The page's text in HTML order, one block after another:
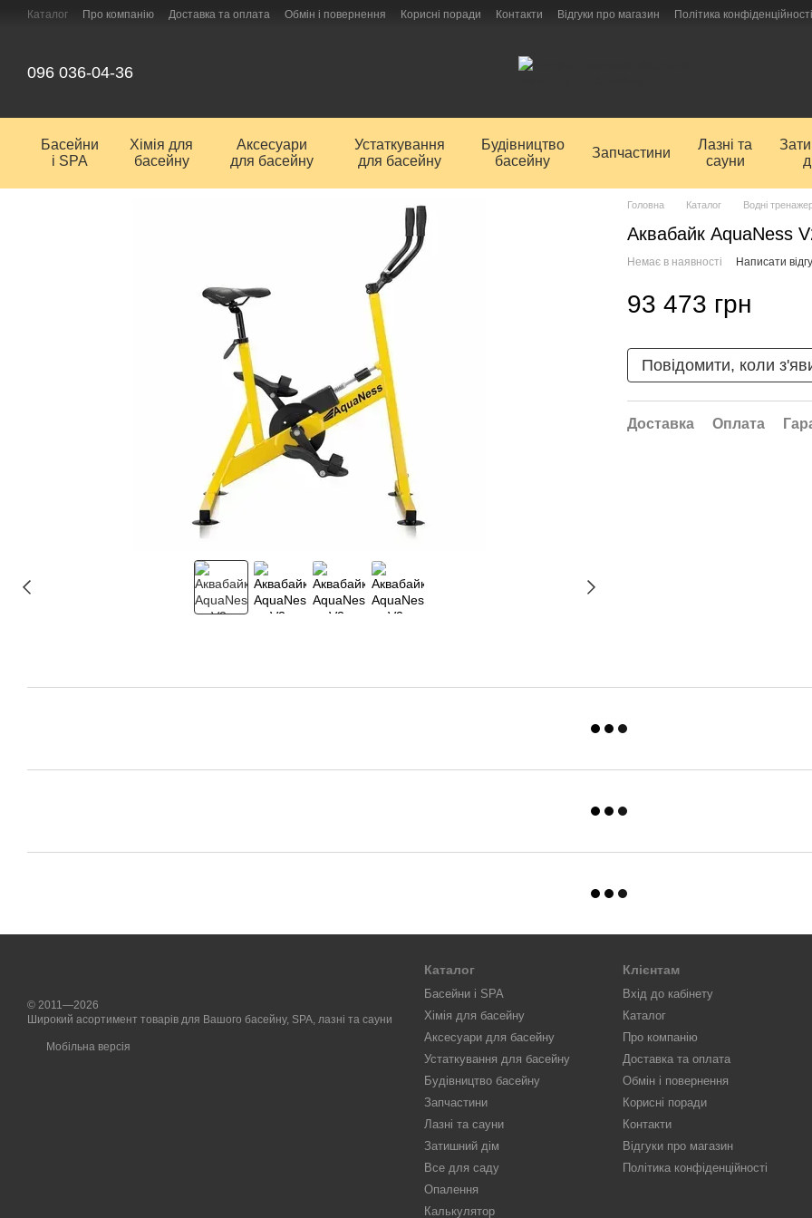
Перейти до основного контенту
Каталог Про компанію Доставка та оплата Обмін і повернення Корисні поради Контакти Відгуки про магазин Політика конфіденційності
096 036-04-36
Басейни
і SPA
Хімія для
басейну
Аксесуари
для басейну
Устаткування
для басейну
Будівництво
басейну
Запчастини
Лазні та
сауни
Головна Каталог Водні
Аквабайк AquaNess
Немає в наявності Написати
93 473 грн
Повідомити, коли
Доставка Оплата
© 2011—2026
Широкий асортимент товарів для Вашого басейну, SPA, лазні та сауни
Мобільна версія
Каталог
Басейни і SPA
Хімія для басейну
Аксесуари для басейну
Устаткування для басейну
Будівництво басейну
Запчастини
Лазні та сауни
Затишний дім
Все для саду
Опалення
Калькулятор
Клієнтам
Вхід до кабінету
Каталог
Про компанію
Доставка та оплата
Обмін і повернення
Корисні поради
Контакти
Відгуки про магазин
Політика конфіденційності